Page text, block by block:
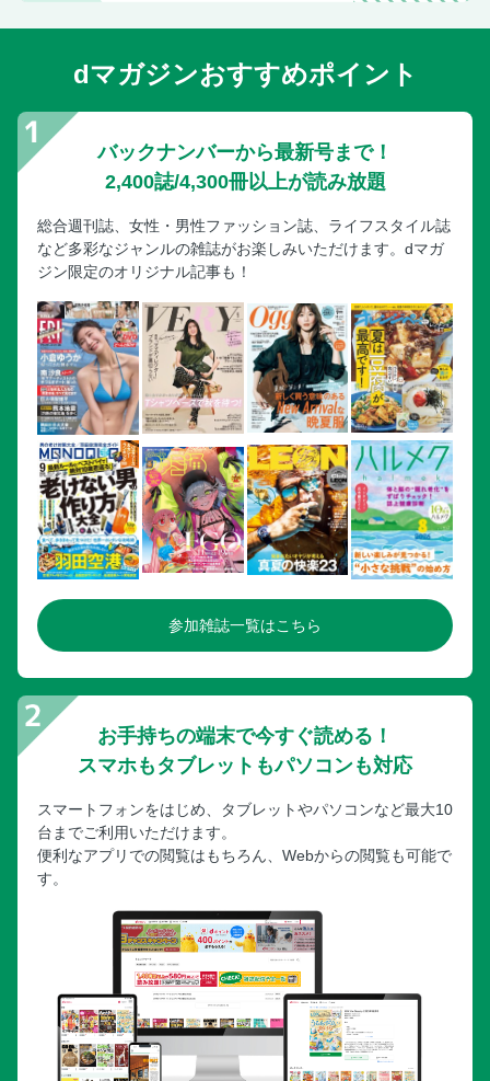
宮城県・山形県 蔵王 熊野岳
長野県・山梨県 金峰山
長野県 八ヶ岳 天狗岳
［ルポ］ 山梨県・静岡県 富士山
[特別企画]ロープウェイハイキング2025
［ルポ］ 群馬県・栃木県 日光白根山
青森県 八甲田山
山形県・福島県 西吾妻山
新潟県 八海山
新潟県・群馬県 谷川岳
栃木県 那須岳
長野県 北八ツ池めぐり
長野県 霧ヶ峰・車山
長野県 入笠山
dマガジンおすすめポイント
バックナンバーから最新号まで！
2,400誌/4,300冊以上が読み放題
総合週刊誌、女性・男性ファッション誌、ライフスタイル誌
など多彩なジャンルの雑誌がお楽しみいただけます。dマガ
ジン限定のオリジナル記事も！
参加雑誌一覧はこちら
お手持ちの端末で今すぐ読める！
スマホもタブレットもパソコンも対応
スマートフォンをはじめ、タブレットやパソコンなど最大10
台までご利用いただけます。
便利なアプリでの閲覧はもちろん、Webからの閲覧も可能で
す。